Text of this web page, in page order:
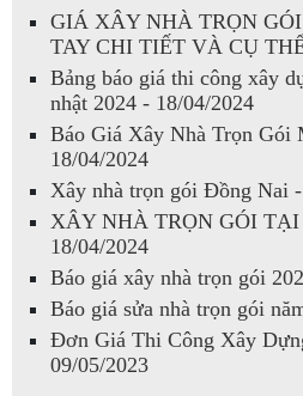
GIÁ XÂY NHÀ TRỌN
TAY CHI TIẾT VÀ CỤ
Bảng báo giá thi công xây
nhật 2024 - 18/04/2024
Báo Giá Xây Nhà Trọn Gói
18/04/2024
Xây nhà trọn gói Đồng Nai
XÂY NHÀ TRỌN GÓI
18/04/2024
Báo giá xây nhà trọn gói
Báo giá sửa nhà trọn gói
Đơn Giá Thi Công Xây
09/05/2023